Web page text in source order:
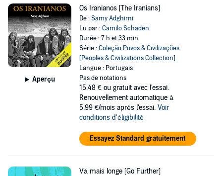
Aperçu
Os Iranianos [The Iranians]
De :Samy Adghirni
Lu par :Camilo Schaden
Durée : 7 h et 33 min
Série :Coleção Povos & Civilizações
[Peoples & Civilizations Collection]
Langue : Portugais
Pas de notations
15,48 € ou gratuit avec l'essai.
Renouvellement automatique à
5,99 €/mois après l'essai. Voir
conditions d'éligibilité
Essayez Standard gratuitement
Vá mais longe [Go Further]